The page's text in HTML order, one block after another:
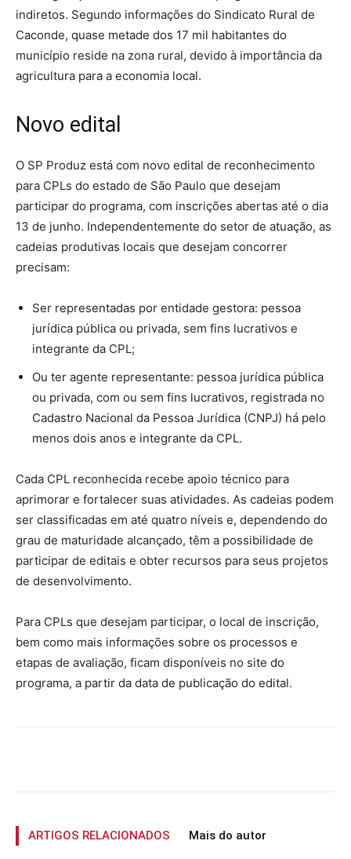
indiretos. Segundo informações do Sindicato Rural de
Caconde, quase metade dos 17 mil habitantes do
município reside na zona rural, devido à importância da
agricultura para a economia local.
Novo edital
O SP Produz está com novo edital de reconhecimento
para CPLs do estado de São Paulo que desejam
participar do programa, com inscrições abertas até o dia
13 de junho. Independentemente do setor de atuação, as
cadeias produtivas locais que desejam concorrer
precisam:
Ser representadas por entidade gestora: pessoa
jurídica pública ou privada, sem fins lucrativos e
integrante da CPL;
Ou ter agente representante: pessoa jurídica pública
ou privada, com ou sem fins lucrativos, registrada no
Cadastro Nacional da Pessoa Jurídica (CNPJ) há pelo
menos dois anos e integrante da CPL.
Cada CPL reconhecida recebe apoio técnico para
aprimorar e fortalecer suas atividades. As cadeias podem
ser classificadas em até quatro níveis e, dependendo do
grau de maturidade alcançado, têm a possibilidade de
participar de editais e obter recursos para seus projetos
de desenvolvimento.
Para CPLs que desejam participar, o local de inscrição,
bem como mais informações sobre os processos e
etapas de avaliação, ficam disponíveis no site do
programa, a partir da data de publicação do edital.
ARTIGOS RELACIONADOS Mais do autor